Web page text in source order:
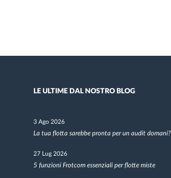
LE ULTIME DAL NOSTRO BLOG
3 Ago 2026
La tua flotta sarebbe pronta per un audit domani?
27 Lug 2026
5 funzioni Frotcom essenziali per flotte miste